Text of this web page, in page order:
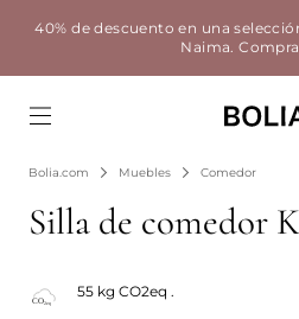
40% de descuento en una
Naima.
Bolia.com Muebles Comedor
Silla de comedor
55 kg CO2eq .